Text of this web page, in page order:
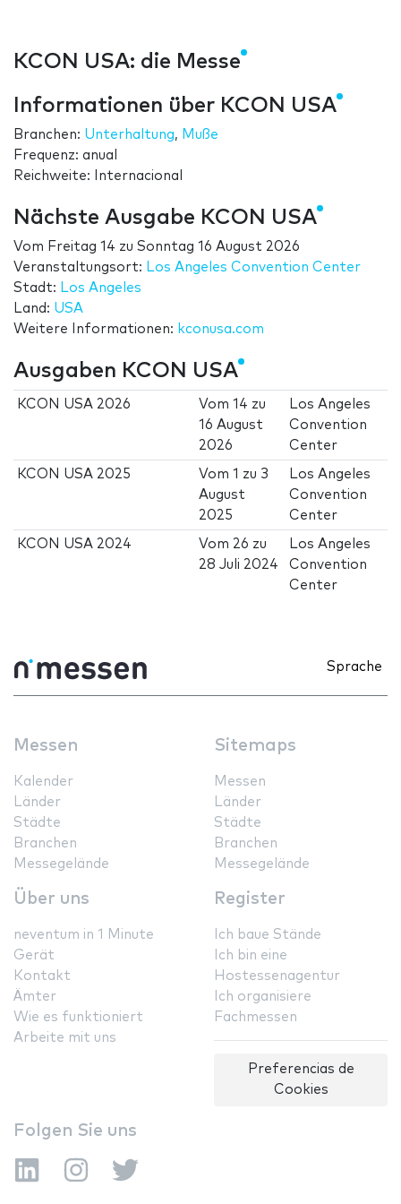
KCON USA: die Messe
Informationen über KCON USA
Branchen: Unterhaltung, Muße
Frequenz: anual
Reichweite: Internacional
Nächste Ausgabe KCON USA
Vom Freitag 14 zu Sonntag 16 August 2026
Veranstaltungsort: Los Angeles Convention Center
Stadt: Los Angeles
Land: USA
Weitere Informationen: kconusa.com
Ausgaben KCON USA
KCON USA 2026 Vom14 zu
16 August
2026
Los Angeles
Convention
Center
KCON USA 2025 Vom1 zu 3
August
2025
Los Angeles
Convention
Center
KCON USA 2024 Vom 26 zu
28 Juli 2024
Los Angeles
Convention
Center
Sprache
Messen
Kalender
Länder
Städte
Branchen
Messegelände
Sitemaps
Messen
Länder
Städte
Branchen
Messegelände
Über uns
neventum in 1 Minute
Gerät
Kontakt
Ämter
Wie es funktioniert
Arbeite mit uns
Register
Ich baue Stände
Ich bin eine
Hostessenagentur
Ich organisiere
Fachmessen
Preferencias de
Cookies
Folgen Sie uns